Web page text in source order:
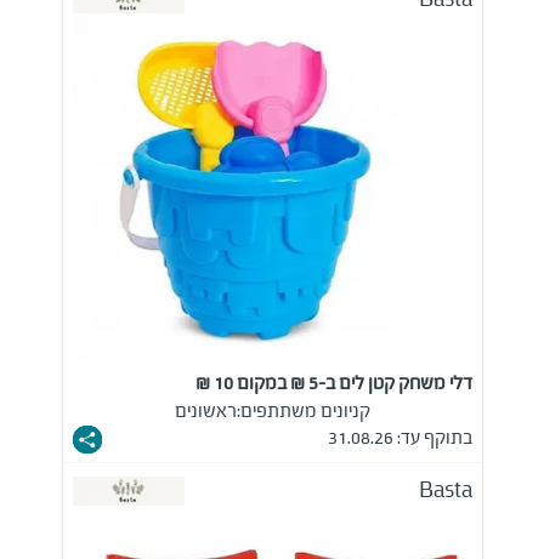
דלי משחק קטן לים ב-5 ₪ במקום 10 ₪
קניונים משתתפים:ראשונים
בתוקף עד: 31.08.26
Basta